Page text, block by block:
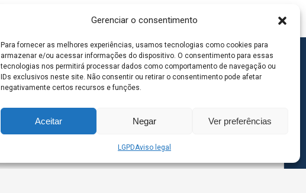
Gerenciar o consentimento
Para fornecer as melhores experiências, usamos tecnologias como cookies para
armazenar e/ou acessar informações do dispositivo. O consentimento para essas
tecnologias nos permitirá processar dados como comportamento de navegação ou
IDs exclusivos neste site. Não consentir ou retirar o consentimento pode afetar
negativamente certos recursos e funções.
Aceitar Negar Ver preferências
LGPDAviso legal